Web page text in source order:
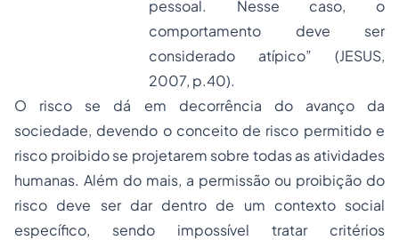
pessoal. Nesse caso, o
comportamento deve ser
considerado atípico” (JESUS,
2007, p.40).
O risco se dá em decorrência do avanço da
sociedade, devendo o conceito de risco permitido e
risco proibido se projetarem sobre todas as atividades
humanas. Além do mais, a permissão ou proibição do
risco deve ser dar dentro de um contexto social
específico, sendo impossível tratar critérios